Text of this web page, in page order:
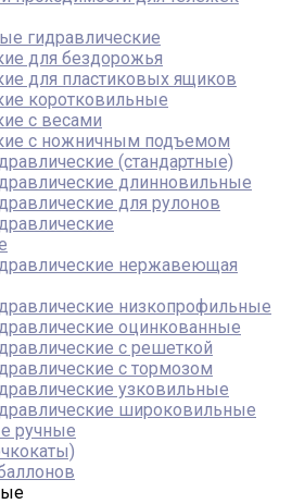
гидравлические
для бездорожья
для пластиковых ящиков
коротковильные
с весами
с ножничным подъемом
(стандартные)
длинновильные
для рулонов
нержавеющая
низкопрофильные
оцинкованные
с решеткой
с тормозом
узковильные
широковильные
ручные